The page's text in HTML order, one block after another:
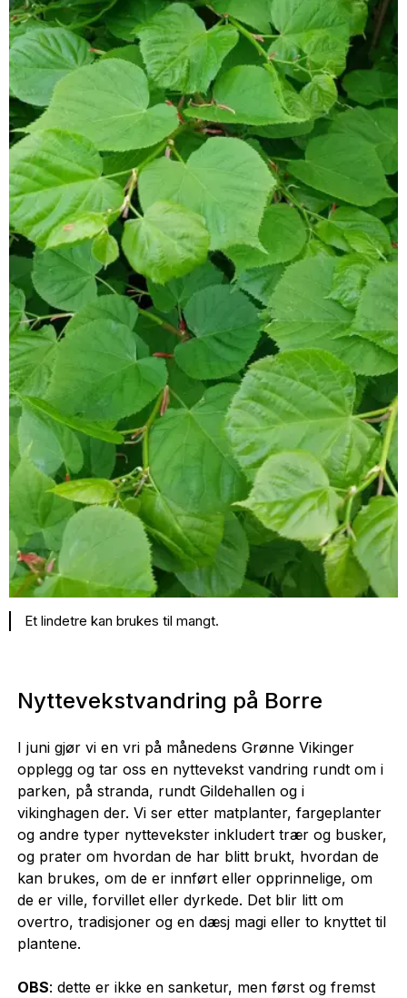
Et lindetre kan brukes til mangt.
Nyttevekstvandring på Borre
I juni gjør vi en vri på månedens Grønne Vikinger
opplegg og tar oss en nyttevekst vandring rundt om i
parken, på stranda, rundt Gildehallen og i
vikinghagen der. Vi ser etter matplanter, fargeplanter
og andre typer nyttevekster inkludert trær og busker,
og prater om hvordan de har blitt brukt, hvordan de
kan brukes, om de er innført eller opprinnelige, om
de er ville, forvillet eller dyrkede. Det blir litt om
overtro, tradisjoner og en dæsj magi eller to knyttet til
plantene.
OBS: dette er ikke en sanketur, men først og fremst